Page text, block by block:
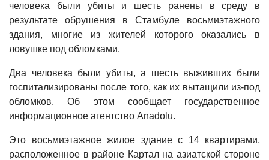
человека были убиты и шесть ранены в среду в
результате обрушения в Стамбуле восьмиэтажного
здания, многие из жителей которого оказались в
ловушке под обломками.
Два человека были убиты, а шесть выживших были
госпитализированы после того, как их вытащили из-под
обломков. Об этом сообщает государственное
информационное агентство Anadolu.
Это восьмиэтажное жилое здание с 14 квартирами,
расположенное в районе Картал на азиатской стороне